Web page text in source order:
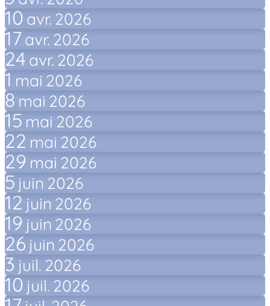
10 avr. 2026
17avr. 2026
24 avr. 2026
1 mai 2026
8 mai 2026
15 mai 2026
22 mai 2026
29 mai 2026
5 juin 2026
12 juin 2026
19 juin 2026
26 juin 2026
3 juil. 2026
10 juil. 2026